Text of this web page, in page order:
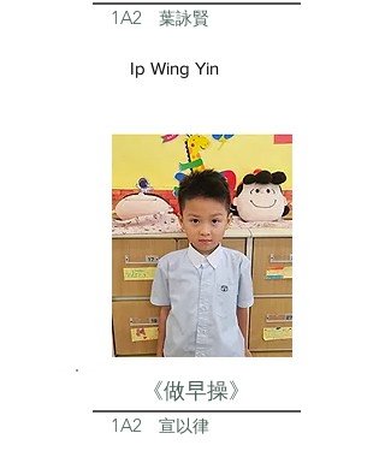
1A2 葉詠賢
Ip Wing Yin
《做早操》
1A2 宣以律